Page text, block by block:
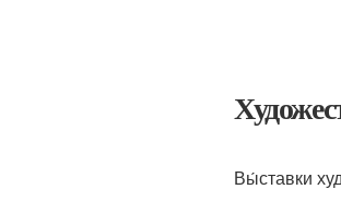
Вы́ставки